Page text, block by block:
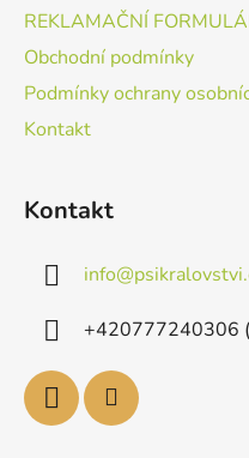
REKLAMAČNÍ
Obchodní podmínky
Podmínky ochrany
Kontakt
Kontakt
info@
+420777240306